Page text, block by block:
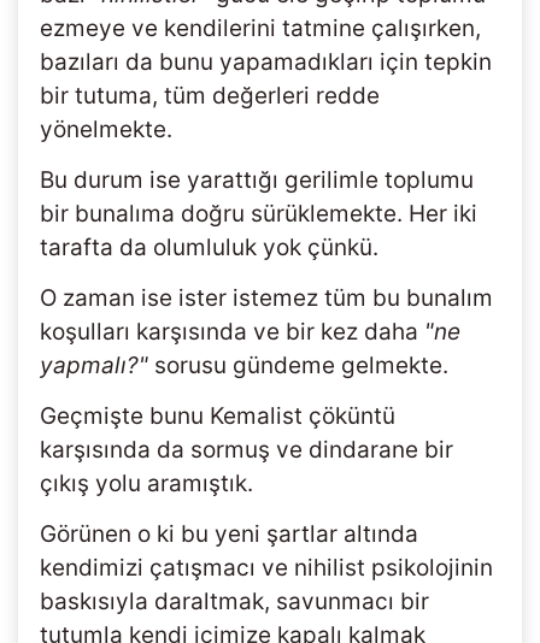
ezmeye ve kendilerini tatmine çalışırken,
bazıları da bunu yapamadıkları için tepkin
bir tutuma, tüm değerleri redde
yönelmekte.
Bu durum ise yarattığı gerilimle toplumu
bir bunalıma doğru sürüklemekte. Her iki
tarafta da olumluluk yok çünkü.
O zaman ise ister istemez tüm bu bunalım
koşulları karşısında ve bir kez daha "ne
yapmalı?" sorusu gündeme gelmekte.
Geçmişte bunu Kemalist çöküntü
karşısında da sormuş ve dindarane bir
çıkış yolu aramıştık.
Görünen o ki bu yeni şartlar altında
kendimizi çatışmacı ve nihilist psikolojinin
baskısıyla daraltmak, savunmacı bir
tutumla kendi içimize kapalı kalmak